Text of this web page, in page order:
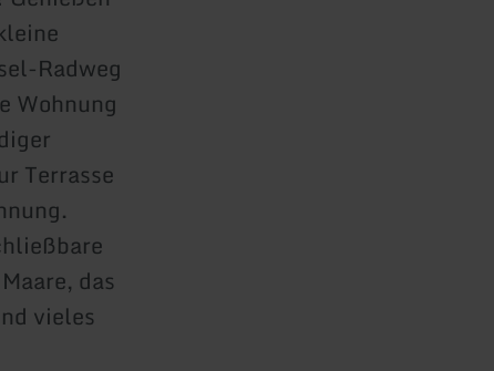
Radweg
Wohnung
Terrasse
das
vieles